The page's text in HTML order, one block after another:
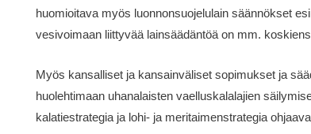
huomioitava myös luonnonsuojelulain säännökset
vesivoimaan liittyvää lainsäädäntöä on mm.
Myös kansalliset ja kansainväliset sopimukset ja
huolehtimaan uhanalaisten vaelluskalalajien
kalatiestrategia ja lohi- ja meritaimenstrategia